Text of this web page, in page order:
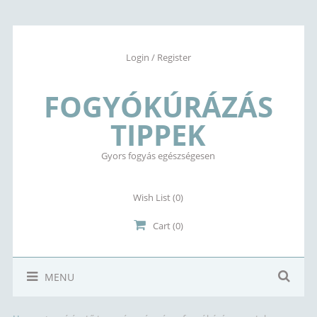
Login / Register
FOGYÓKÚRÁZÁS
TIPPEK
Gyors fogyás egészségesen
Wish List(0)
Cart (0)
MENU